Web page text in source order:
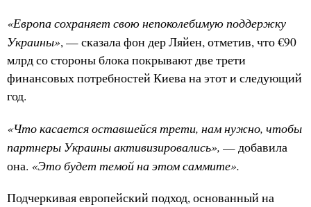
«Европа сохраняет свою непоколебимую поддержку
Украины», — сказала фон дер Ляйен, отметив, что €90
млрд со стороны блока покрывают две трети
финансовых потребностей Киева на этот и следующий
год.
«Что касается оставшейся трети, нам нужно, чтобы
партнеры Украины активизировались», — добавила
она. «Это будет темой на этом саммите».
Подчеркивая европейский подход, основанный на